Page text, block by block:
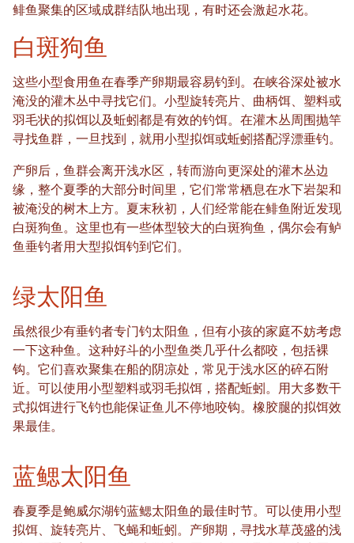
鲱鱼聚集的区域成群结队地出现，有时还会激起水花。
白斑狗鱼
这些小型食用鱼在春季产卵期最容易钓到。在峡谷深处被水
淹没的灌木丛中寻找它们。小型旋转亮片、曲柄饵、塑料或
羽毛状的拟饵以及蚯蚓都是有效的钓饵。在灌木丛周围抛竿
寻找鱼群，一旦找到，就用小型拟饵或蚯蚓搭配浮漂垂钓。
产卵后，鱼群会离开浅水区，转而游向更深处的灌木丛边
缘，整个夏季的大部分时间里，它们常常栖息在水下岩架和
被淹没的树木上方。夏末秋初，人们经常能在鲱鱼附近发现
白斑狗鱼。这里也有一些体型较大的白斑狗鱼，偶尔会有鲈
鱼垂钓者用大型拟饵钓到它们。
绿太阳鱼
虽然很少有垂钓者专门钓太阳鱼，但有小孩的家庭不妨考虑
一下这种鱼。这种好斗的小型鱼类几乎什么都咬，包括裸
钩。它们喜欢聚集在船的阴凉处，常见于浅水区的碎石附
近。可以使用小型塑料或羽毛拟饵，搭配蚯蚓。用大多数干
式拟饵进行飞钓也能保证鱼儿不停地咬钩。橡胶腿的拟饵效
果最佳。
蓝鳃太阳鱼
春夏季是鲍威尔湖钓蓝鳃太阳鱼的最佳时节。可以使用小型
拟饵、旋转亮片、飞蝇和蚯蚓。产卵期，寻找水草茂盛的浅